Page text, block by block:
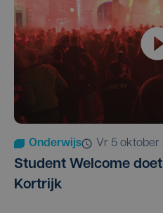
Onderwijs vr 5 oktober
Student Welcome
Kortrijk